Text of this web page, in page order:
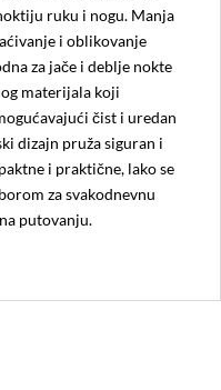
ruku i nogu. Manja
i oblikovanje
za jače i deblje nokte
materijala koji
čist i uredan
dizajn pruža siguran i
i praktične, lako se
za svakodnevnu
putovanju.